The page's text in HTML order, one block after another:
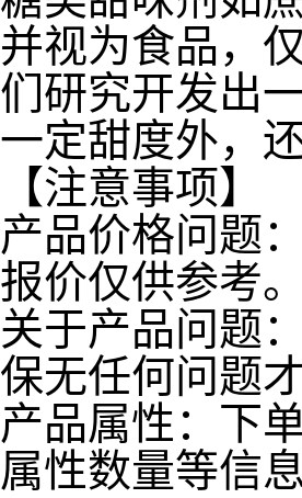
并视为食品，
们研究开发出
一定甜度外，
【注意事项】
产品价格问题
报价仅供参考。
关于产品问题
保无任何问题才
产品属性：下
属性数量等信